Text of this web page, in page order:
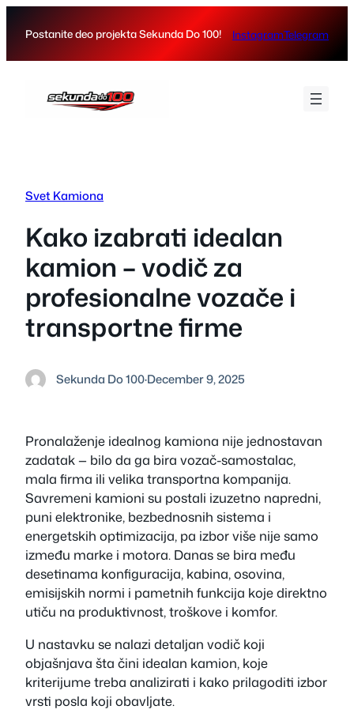
Postanite deo projekta Sekunda Do 100! InstagramTelegram
Svet Kamiona
Kako izabrati idealan
kamion – vodič za
profesionalne vozače i
transportne firme
Sekunda Do 100·December 9, 2025
Pronalaženje idealnog kamiona nije jednostavan
zadatak — bilo da ga bira vozač-samostalac,
mala firma ili velika transportna kompanija.
Savremeni kamioni su postali izuzetno napredni,
puni elektronike, bezbednosnih sistema i
energetskih optimizacija, pa izbor više nije samo
između marke i motora. Danas se bira među
desetinama konfiguracija, kabina, osovina,
emisijskih normi i pametnih funkcija koje direktno
utiču na produktivnost, troškove i komfor.
U nastavku se nalazi detaljan vodič koji
objašnjava šta čini idealan kamion, koje
kriterijume treba analizirati i kako prilagoditi izbor
vrsti posla koji obavljate.